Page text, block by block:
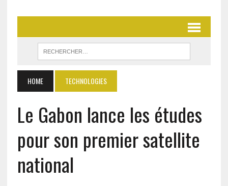
HOME TECHNOLOGIES
Le Gabon lance les études
pour son premier satellite
national